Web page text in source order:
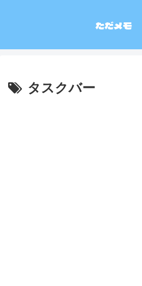
ただメモ
タスクバー